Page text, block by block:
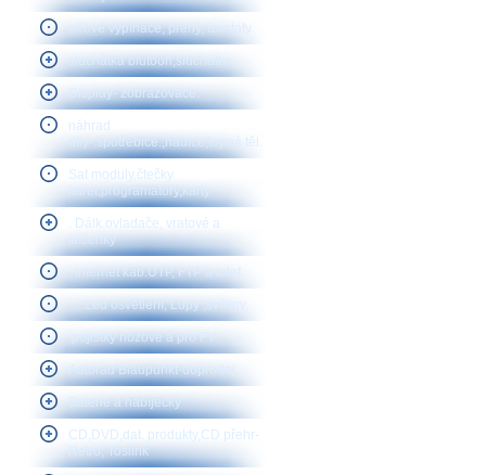
síťové vypínače, prehy, izostaty
sluchátka blutooh,sluchátka
Display- zobrazovače.
náhrad
díly-.spotřebiče.,hadice,topná těl.
Sat moduly,čtečky
karet,programátory,karty
. Dálk.ovladače, vratové a
klíčenky
. internet kab.UTP, FTP a telef
.....Led osvětlení, Lupy ,svítilny,
.pojistky nožové a pro FV
Autorád Blaupunkt-doprodej
Baterie a nabíječky
CD,DVD,dat. produkty,CD přehr-
Retro, Toslink